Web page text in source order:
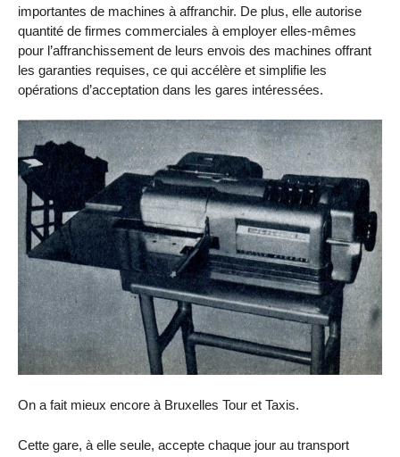
importantes de machines à affranchir. De plus, elle autorise
quantité de firmes commerciales à employer elles-mêmes
pour l’affranchissement de leurs envois des machines offrant
les garanties requises, ce qui accélère et simplifie les
opérations d’acceptation dans les gares intéressées.
On a fait mieux encore à Bruxelles Tour et Taxis.
Cette gare, à elle seule, accepte chaque jour au transport